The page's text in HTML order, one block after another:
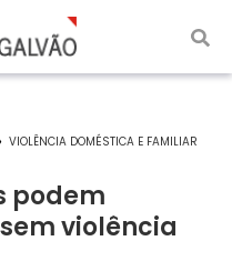
VIOLÊNCIA DOMÉSTICA E FAMILIAR
podem
violência